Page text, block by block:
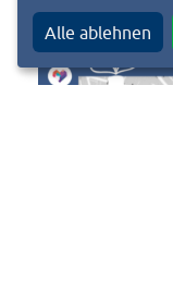
Alle ablehnen